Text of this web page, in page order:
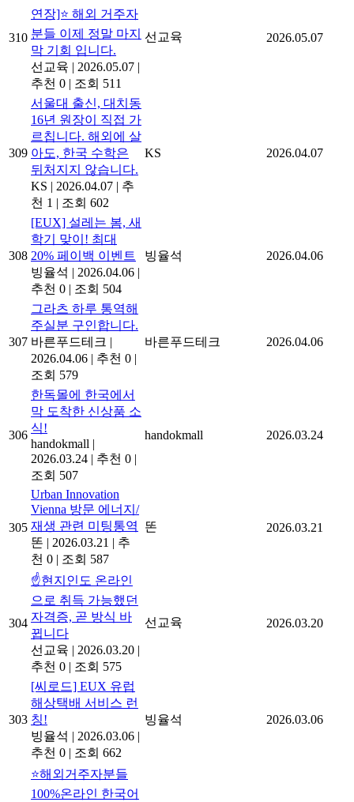
310
연장]⭐ 해외 거주자
분들 이제 정말 마지
막 기회 입니다.
선교육 | 2026.05.07 |
추천 0 | 조회 511
선교육 2026.05.07
309
서울대 출신, 대치동
16년 원장이 직접 가
르칩니다. 해외에 살
아도, 한국 수학은
뒤처지지 않습니다.
KS | 2026.04.07 | 추
천 1 | 조회 602
KS 2026.04.07
308
[EUX] 설레는 봄, 새
학기 맞이! 최대
20% 페이백 이벤트
빙율석 | 2026.04.06 |
추천 0 | 조회 504
빙율석 2026.04.06
307
그라츠 하루 통역해
주실분 구인합니다.
바른푸드테크 |
2026.04.06 | 추천 0 |
조회 579
바른푸드테크 2026.04.06
306
한독몰에 한국에서
막 도착한 신상품 소
식!
handokmall |
2026.03.24 | 추천 0 |
조회 507
handokmall 2026.03.24
305
Urban Innovation
Vienna 방문 에너지/
재생 관련 미팅통역
똔 | 2026.03.21 | 추
천 0 | 조회 587
똔 2026.03.21
304
☝️현지인도 온라인
으로 취득 가능했던
자격증, 곧 방식 바
뀝니다
선교육 | 2026.03.20 |
추천 0 | 조회 575
선교육 2026.03.20
303
[씨로드] EUX 유럽
해상택배 서비스 런
칭!
빙율석 | 2026.03.06 |
추천 0 | 조회 662
빙율석 2026.03.06
⭐해외거주자분들
100%온라인 한국어